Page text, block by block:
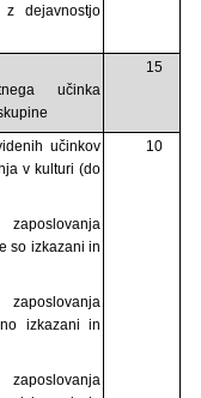
dejavnostjo
učinka
15
učinkov
v kulturi (do
10
so izkazani in
izkazani in